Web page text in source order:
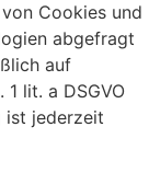
Cookies und
abgefragt
auf
lit. a DSGVO
ist jederzeit